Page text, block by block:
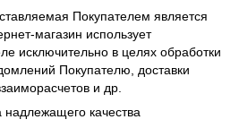
Покупателем является
магазин использует
исключительно в целях обработки
Покупателю, доставки
и др.
надлежащего качества